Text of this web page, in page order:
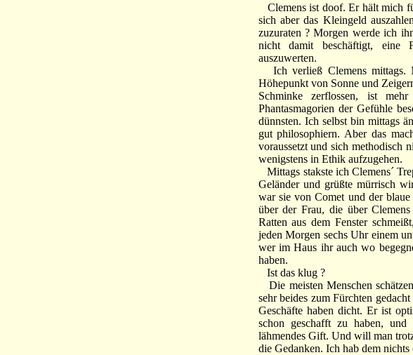
Clemens ist doof. Er hält mich
sich aber das Kleingeld
zuzuraten ? Morgen werde ich
nicht damit beschäftigt, eine
auszuwerten.
Ich verließ Clemens mittags.
Höhepunkt von Sonne und
Schminke zerflossen, ist
Phantasmagorien der Gefühle
dünnsten. Ich selbst bin mittags
gut philosophiern. Aber das
voraussetzt und sich methodisch
wenigstens in Ethik aufzugehen.
Mittags stakste ich Clemens´
Geländer und grüßte mürrisch
war sie von Comet und der
über der Frau, die über
Ratten aus dem Fenster
jeden Morgen sechs Uhr einem
wer im Haus ihr auch wo
haben.
Ist das klug ?
Die meisten Menschen
sehr beides zum Fürchten
Geschäfte haben dicht. Er ist
schon geschafft zu haben,
lähmendes Gift. Und will man
die Gedanken. Ich hab dem nichts